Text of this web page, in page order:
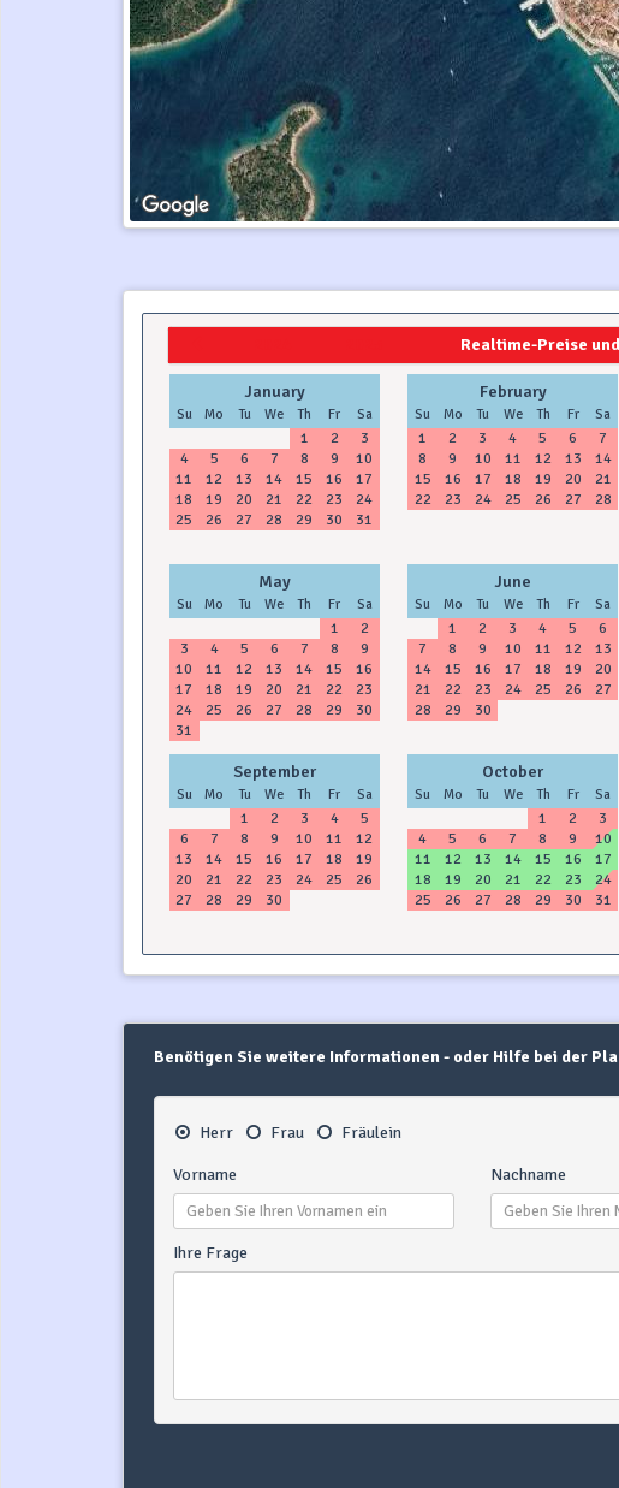
Realtime-Preise
January
Su Mo Tu We Th Fr Sa
1 2
3
4
5 6 7 8 9
10
11
12 13 14 15 16
17
18
19 20 21 22 23
24
25
26 27 28 29 30 31
February
Su Mo Tu We Th Fr Sa
1 2 3 4 5 6
7
8
9 10 11 12 13
14
15
16 17 18 19 20
21
22
23 24 25 26 27 28
May
Su Mo Tu We Th Fr Sa
1
2
3
4 5 6 7 8
9
10
11 12 13 14 15
16
17
18 19 20 21 22
23
24
25 26 27 28 29
30
31
June
Su Mo Tu We Th Fr Sa
1 2 3 4 5
6
7
8 9 10 11 12
13
14
15 16 17 18 19
20
21
22 23 24 25 26
27
28
29 30
September
Su Mo Tu We Th Fr Sa
1 2 3 4
5
6
7 8 9 10 11
12
13
14 15 16 17 18
19
20
21 22 23 24 25
26
27
28 29 30
October
Su Mo Tu We Th Fr Sa
1 2
3
4
5 6 7 8 9
10
11
12 13 14 15 16
17
18
19 20 21 22 23
24
25
26 27 28 29 30 31
Benötigen Sie weitere Informationen - oder Hilfe bei der
Herr Frau Fräulein
Vorname Nachname
Ihre Frage